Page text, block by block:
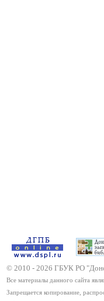
© 2010 - 2026 ГБУК РО
Все материалы данного сайта
Запрещается копирование,